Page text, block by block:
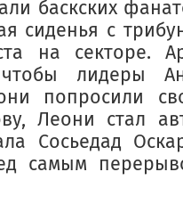
баскских
сиденья с
на секторе.
лидеры
попросили
Леони стал
Сосьедад
самым